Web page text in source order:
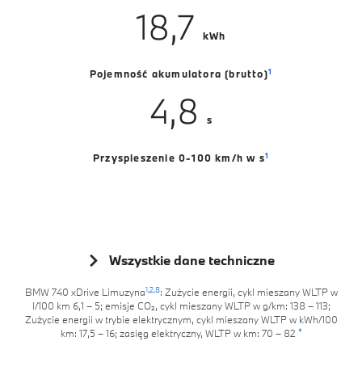
18,7 kWh
Pojemność akumulatora (brutto)1
4,8 s
Przyspieszenie 0-100 km/h w s1
Wszystkie dane techniczne
BMW 740 xDrive Limuzyna1,2,8: Zużycie energii, cykl mieszany WLTP w
l/100 km 6,1 – 5; emisje CO₂, cykl mieszany WLTP w g/km: 138 – 113;
Zużycie energii w trybie elektrycznym, cykl mieszany WLTP w kWh/100
km: 17,5 – 16; zasięg elektryczny, WLTP w km: 70 – 82 *